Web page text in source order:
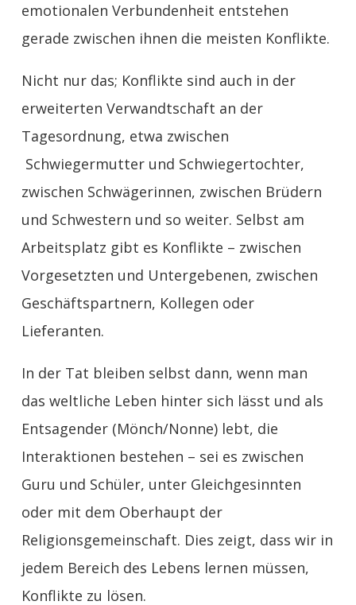
emotionalen Verbundenheit entstehen
gerade zwischen ihnen die meisten Konflikte.
Nicht nur das; Konflikte sind auch in der
erweiterten Verwandtschaft an der
Tagesordnung, etwa zwischen
Schwiegermutter und Schwiegertochter,
zwischen Schwägerinnen, zwischen Brüdern
und Schwestern und so weiter. Selbst am
Arbeitsplatz gibt es Konflikte – zwischen
Vorgesetzten und Untergebenen, zwischen
Geschäftspartnern, Kollegen oder
Lieferanten.
In der Tat bleiben selbst dann, wenn man
das weltliche Leben hinter sich lässt und als
Entsagender (Mönch/Nonne) lebt, die
Interaktionen bestehen – sei es zwischen
Guru und Schüler, unter Gleichgesinnten
oder mit dem Oberhaupt der
Religionsgemeinschaft. Dies zeigt, dass wir in
jedem Bereich des Lebens lernen müssen,
Konflikte zu lösen.